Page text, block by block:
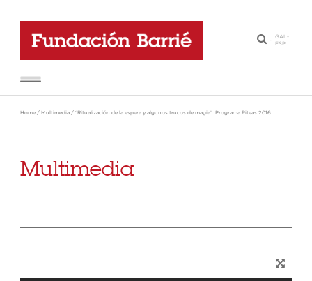
·
GAL-
ESP
Home / Multimedia / “Ritualización de la espera y algunos trucos de magia”. Programa Piteas 2016
Multimedia